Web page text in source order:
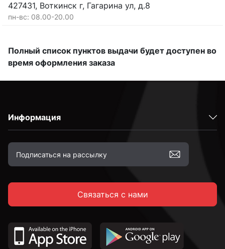
427431, Воткинск г, Гагарина ул, д.8
пн-вс: 08.00-20.00
Полный список пунктов выдачи будет доступен во
время оформления заказа
Информация
Связаться с нами